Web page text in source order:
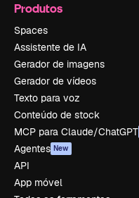
Produtos
Spaces
Assistente de IA
Gerador de imagens
Gerador de vídeos
Texto para voz
Conteúdo de stock
MCP para Claude/ChatGPT
Agentes New
API
App móvel